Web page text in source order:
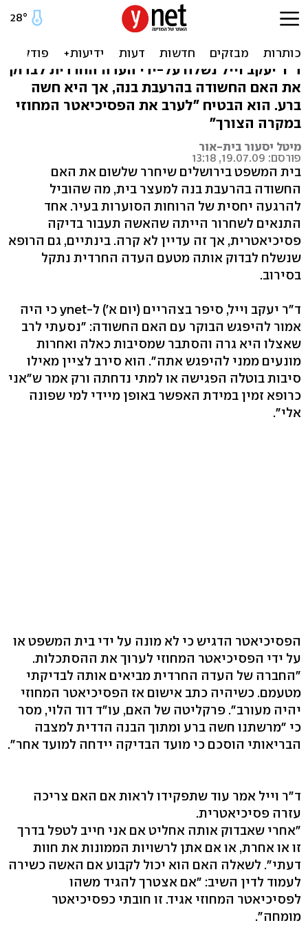
לפני בדיקת "האם המרעיבה"
- הפסיכיאטר נבלם
ד"ר יעקב וייל נשלח על-ידי העדה החרדית לבדוק
את האם החשודה בהרעבת בנה, אך היא חשה
ברע. הוא הבטיח "לערב את הפסיכיאטר המחוזי
במקרה הצורך"
מיטל יסעור בית-אור
פורסם: 19.07.09, 13:18
בית המשפט בירושלים שיחרר שלשום את האם
החשודה בהרעבת בנה למעצר בית, מה שהוביל
להרגעה יחסית של הרוחות הסוערות בעיר. אחד
התנאים לשחרור הייתה שהאשה תעבור בדיקה
פסיכיאטרית, אך זה עדיין לא קרה. בינתיים, גם הרופא
שנשלח לבדוק אותה מטעם העדה החרדית נתקל
בסירוב.
ד"ר יעקב וייל, סיפר בצהריים (יום א') ל-ynet כי היה
אמור להיפגש הבוקר עם האם החשודה: "נסעתי לרב
שאצלו היא גרה והסתבר שמסיבות כאלה ואחרות
מונעים ממני להיפגש אתה". הוא סירב לציין מאילו
סיבות בוטלה הפגישה או למתי נדחתה ורק אמר ש"אני
כרופא זמין במידת האפשר באופן מיידי למי שפונה
אלי".
הפסיכיאטר הדגיש כי לא מונה על ידי בית המשפט או
על ידי הפסיכיאטר המחוזי לערוך את ההסתכלות.
"החברה של העדה החרדית מביאים אותה לבדיקתי
מטעמם. כשיהיה כתב אישום אז הפסיכיאטר המחוזי
יהיה מעורב". פרקליטה של האם, עו"ד דוד הלוי, מסר
כי "מרשתנו חשה ברע ומתוך הבנה הדדית למצבה
הבריאותי הוסכם כי מועד הבדיקה יידחה למועד אחר".
ד"ר וייל אמר עוד שתפקידו לראות אם האם צריכה
עזרה פסיכיאטרית.
"אחרי שאבדוק אותה אחליט אם אני חייב לטפל בדרך
זו או אחרת, או אם אתן לרשויות הממונות את חוות
דעתי". לשאלה האם הוא יכול לקבוע אם האשה כשירה
לעמוד לדין השיב: "אם אצטרך להגיד משהו
לפסיכיאטר המחוזי אגיד. זו חובתי כפסיכיאטר
מומחה".